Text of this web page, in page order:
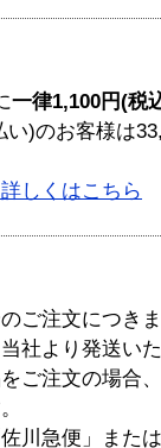
一律1,100円(税
)のお客様は
しくはこちら
ご注文につき
社より発送い
ご注文の場合
川急便」また